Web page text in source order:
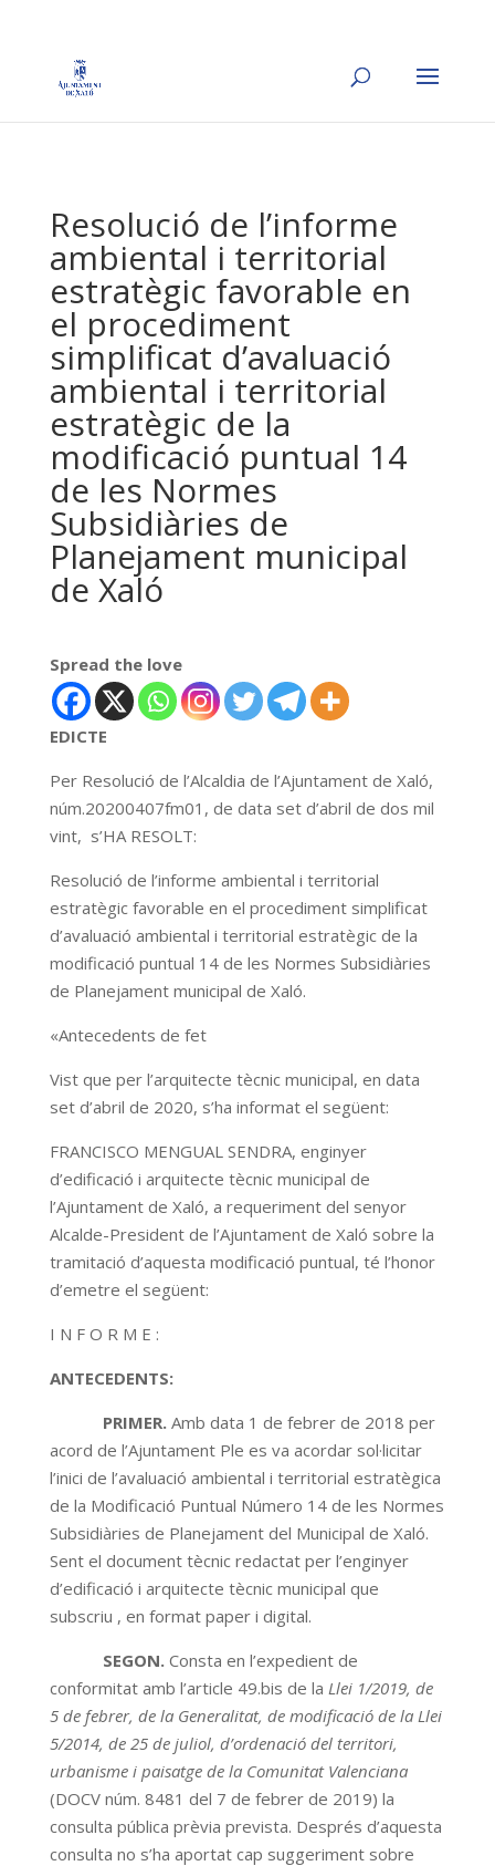
Resolució de l’informe
ambiental i territorial
estratègic favorable en
el procediment
simplificat d’avaluació
ambiental i territorial
estratègic de la
modificació puntual 14
de les Normes
Subsidiàries de
Planejament municipal
de Xaló
Spread the love
EDICTE
Per Resolució de l’Alcaldia de l’Ajuntament de Xaló,
núm.20200407fm01, de data set d’abril de dos mil
vint, s’HA RESOLT:
Resolució de l’informe ambiental i territorial
estratègic favorable en el procediment simplificat
d’avaluació ambiental i territorial estratègic de la
modificació puntual 14 de les Normes Subsidiàries
de Planejament municipal de Xaló.
«Antecedents de fet
Vist que per l’arquitecte tècnic municipal, en data
set d’abril de 2020, s’ha informat el següent:
FRANCISCO MENGUAL SENDRA, enginyer
d’edificació i arquitecte tècnic municipal de
l’Ajuntament de Xaló, a requeriment del senyor
Alcalde-President de l’Ajuntament de Xaló sobre la
tramitació d’aquesta modificació puntual, té l’honor
d’emetre el següent:
I N F O R M E :
ANTECEDENTS:
PRIMER.Amb data 1 de febrer de 2018 per
acord de l’Ajuntament Ple es va acordar sol·licitar
l’inici de l’avaluació ambiental i territorial estratègica
de la Modificació Puntual Número 14 de les Normes
Subsidiàries de Planejament del Municipal de Xaló.
Sent el document tècnic redactat per l’enginyer
d’edificació i arquitecte tècnic municipal que
subscriu , en format paper i digital.
SEGON.Consta en l’expedient de
conformitat amb l’article 49.bis de la Llei 1/2019, de
5 de febrer, de la Generalitat, de modificació de la Llei
5/2014, de 25 de juliol, d’ordenació del territori,
urbanisme i paisatge de la Comunitat Valenciana
(DOCV núm. 8481 del 7 de febrer de 2019) la
consulta pública prèvia prevista. Després d’aquesta
consulta no s’ha aportat cap suggeriment sobre